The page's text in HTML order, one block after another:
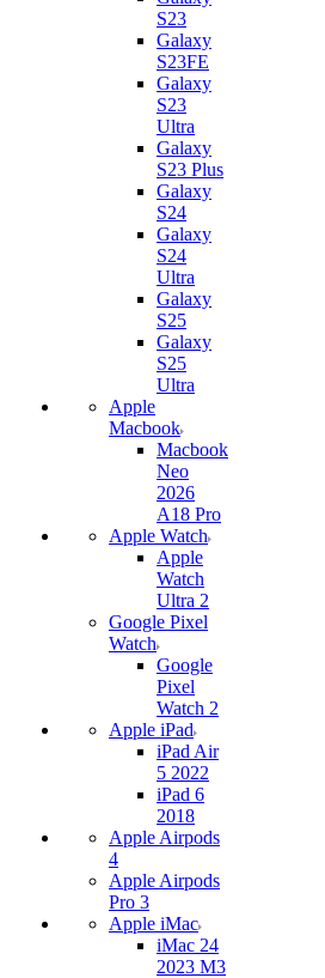
S23
Galaxy
S23FE
Galaxy
S23
Ultra
Galaxy
S23 Plus
Galaxy
S24
Galaxy
S24
Ultra
Galaxy
S25
Galaxy
S25
Ultra
Apple
Macbook
Macbook
Neo
2026
A18 Pro
Apple Watch
Apple
Watch
Ultra 2
Google Pixel
Watch
Google
Pixel
Watch 2
Apple iPad
iPad Air
5 2022
iPad 6
2018
Apple Airpods
4
Apple Airpods
Pro 3
Apple iMac
iMac 24
2023 M3